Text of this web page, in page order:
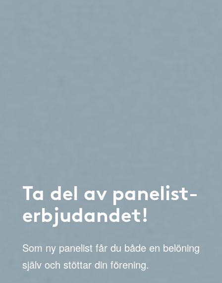
Ta del av panelist-
erbjudandet!
Som ny panelist får du både en belöning
själv och stöttar din förening.